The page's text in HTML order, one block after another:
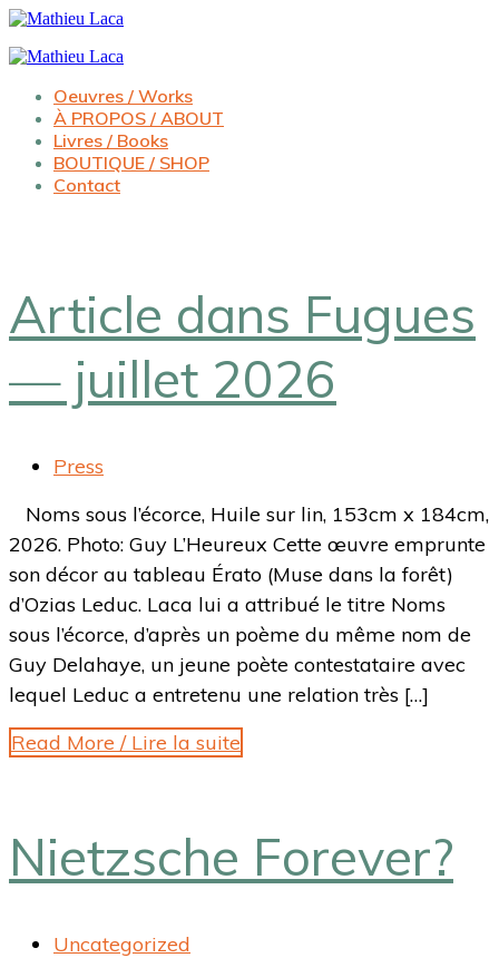
Oeuvres / Works
À PROPOS / ABOUT
Livres / Books
BOUTIQUE / SHOP
Contact
Article dans Fugues
— juillet 2026
Press
Noms sous l’écorce, Huile sur lin, 153cm x 184cm,
2026. Photo: Guy L’Heureux Cette œuvre emprunte
son décor au tableau Érato (Muse dans la forêt)
d’Ozias Leduc. Laca lui a attribué le titre Noms
sous l’écorce, d’après un poème du même nom de
Guy Delahaye, un jeune poète contestataire avec
lequel Leduc a entretenu une relation très […]
Read More / Lire la suite
Nietzsche Forever?
Uncategorized